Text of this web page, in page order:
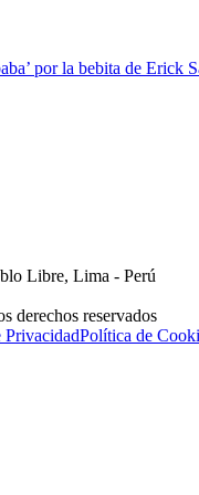
Libre, Lima - Perú
derechos reservados
PrivacidadPolítica de